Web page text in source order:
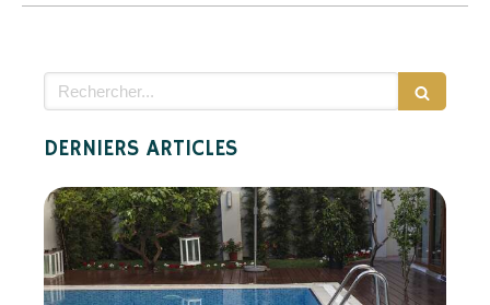
Rechercher
DERNIERS ARTICLES